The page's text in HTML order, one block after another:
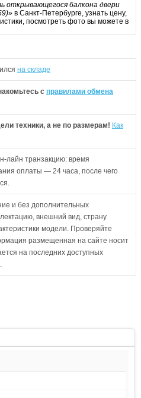
открывающегося балкона двери
» в Санкт-Петербурге, узнать цену,
посмотреть фото вы можете в
на складе
с правилами обмена
техники, а не по размерам! Как
лайн транзакцию: время
оплаты — 24 часа, после чего
и без дополнительных
внешний вид, страну
модели. Проверяйте
размещенная на сайте носит
на последних доступных